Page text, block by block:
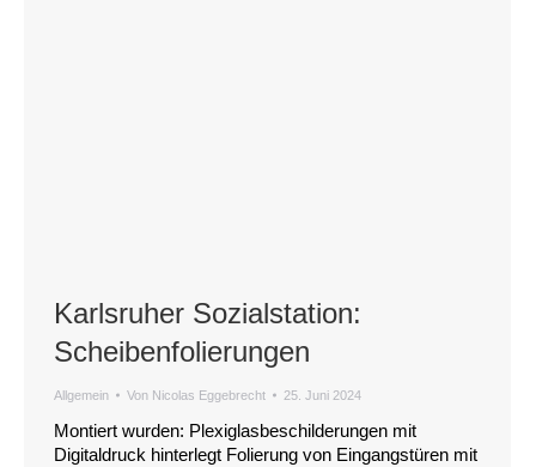
Karlsruher Sozialstation:
Scheibenfolierungen
Allgemein Von Nicolas Eggebrecht 25. Juni 2024
Montiert wurden: Plexiglasbeschilderungen mit
Digitaldruck hinterlegt Folierung von Eingangstüren mit